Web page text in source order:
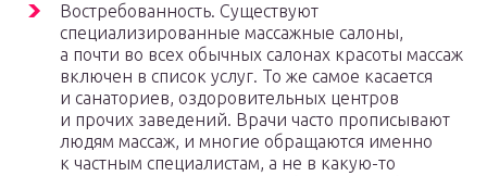
Востребованность. Существуют
специализированные массажные салоны,
а почти во всех обычных салонах красоты массаж
включен в список услуг. То же самое касается
и санаториев, оздоровительных центров
и прочих заведений. Врачи часто прописывают
людям массаж, и многие обращаются именно
к частным специалистам, а не в какую-то